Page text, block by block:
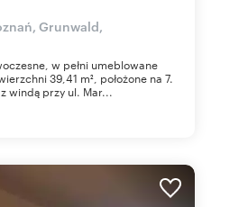
Grunwald,
w pełni umeblowane
39,41 m², położone na 7.
windą przy ul. Mar...